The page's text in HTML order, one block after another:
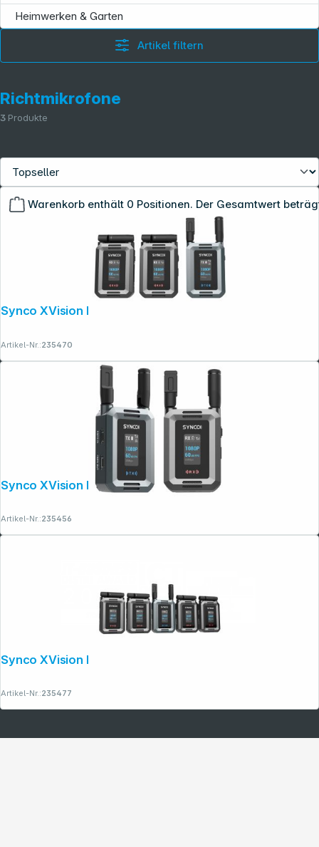
Warenkorb enthält 0 Positionen. Der Gesamtwert
Heimwerken & Garten
Artikel filtern
Richtmikrofone
3 Produkte
Synco XVision HD (1TX +2RX)
Artikel-Nr.:235470
Synco XVision HD (1TX +1RX)
Artikel-Nr.:235456
Synco XVision HD (1TX +4RX)
Artikel-Nr.:235477
Copyright © 2001 - 2026 dexxIT. Alle Rechte vorbehalten.